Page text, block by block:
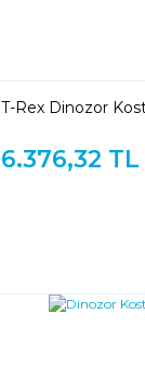
T-Rex Dinozor
6.376,32 TL